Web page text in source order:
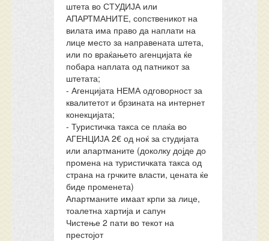
штета во СТУДИЈА или
АПАРТМАНИТЕ, сопственикот на
вилата има право да наплати на
лице место за направената штета,
или по враќањето агенцијата ќе
побара наплата од патникот за
штетата;
- Агенцијата НЕМА одговорност за
квалитетот и брзината на интернет
конекцијата;
- Туристичка такса се плаќа во
АГЕНЦИЈА 2€ од ноќ за студијата
или апартманите (доколку дојде до
промена на туристичката такса од
страна на грчките власти, цената ќе
биде променета)
Апартманите имаат крпи за лице,
тоалетна хартија и сапун
Чистење 2 пати во текот на
престојот